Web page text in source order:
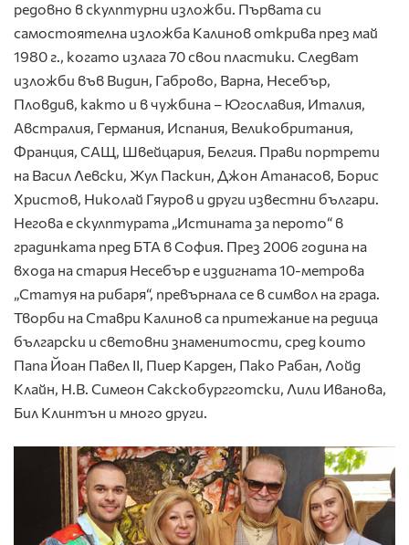
редовно в скулптурни изложби. Първата си
самостоятелна изложба Калинов открива през май
1980 г., когато излага 70 свои пластики. Следват
изложби във Видин, Габрово, Варна, Несебър,
Пловдив, както и в чужбина – Югославия, Италия,
Австралия, Германия, Испания, Великобритания,
Франция, САЩ, Швейцария, Белгия. Прави портрети
на Васил Левски, Жул Паскин, Джон Атанасов, Борис
Христов, Николай Гяуров и други известни българи.
Негова е скулптурата „Истината за перото“ в
градинката пред БТА в София. През 2006 година на
входа на стария Несебър е издигната 10-метрова
„Статуя на рибаря“, превърнала се в символ на града.
Творби на Ставри Калинов са притежание на редица
български и световни знаменитости, сред които
Папа Йоан Павел ІІ, Пиер Карден, Пако Рабан, Лойд
Клайн, Н.В. Симеон Сакскобургготски, Лили Иванова,
Бил Клинтън и много други.